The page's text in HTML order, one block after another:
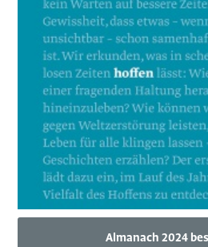
Almanach 2024